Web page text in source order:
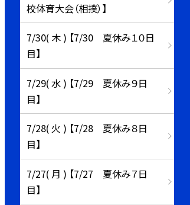
校体育大会（相撲）】
7/30( 木 ) 【7/30 夏休み１０日
目】
7/29( 水 ) 【7/29 夏休み９日
目】
7/28( 火 ) 【7/28 夏休み８日
目】
7/27( 月 ) 【7/27 夏休み７日
目】